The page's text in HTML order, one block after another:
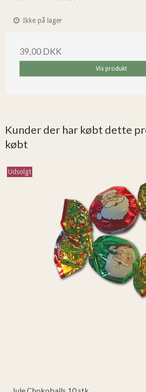
Ikke på lager
39,00 DKK
Vis produkt
Kunder der har købt dette
købt
Udsolgt